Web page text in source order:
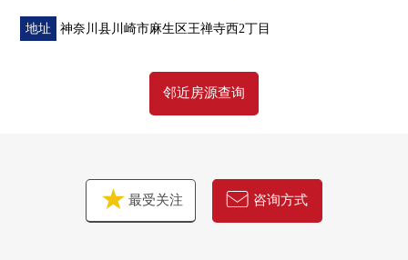
地址 神奈川县川崎市麻生区王禅寺西2丁目
邻近房源查询
最受关注 咨询方式